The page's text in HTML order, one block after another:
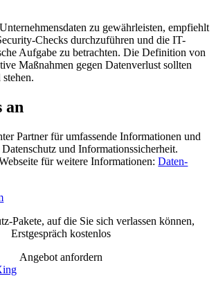
zu gewährleisten, empfiehlt
Checks durchzuführen und die IT-
Aufgabe zu betrachten. Die Definition von
Maßnahmen gegen Datenverlust sollten
an
Partner für umfassende Informationen und
und Informationssicherheit.
für weitere Informationen:Daten-
Pakete, auf die Sie sich verlassen können,
Erstgespräch kostenlos
Angebot anfordern